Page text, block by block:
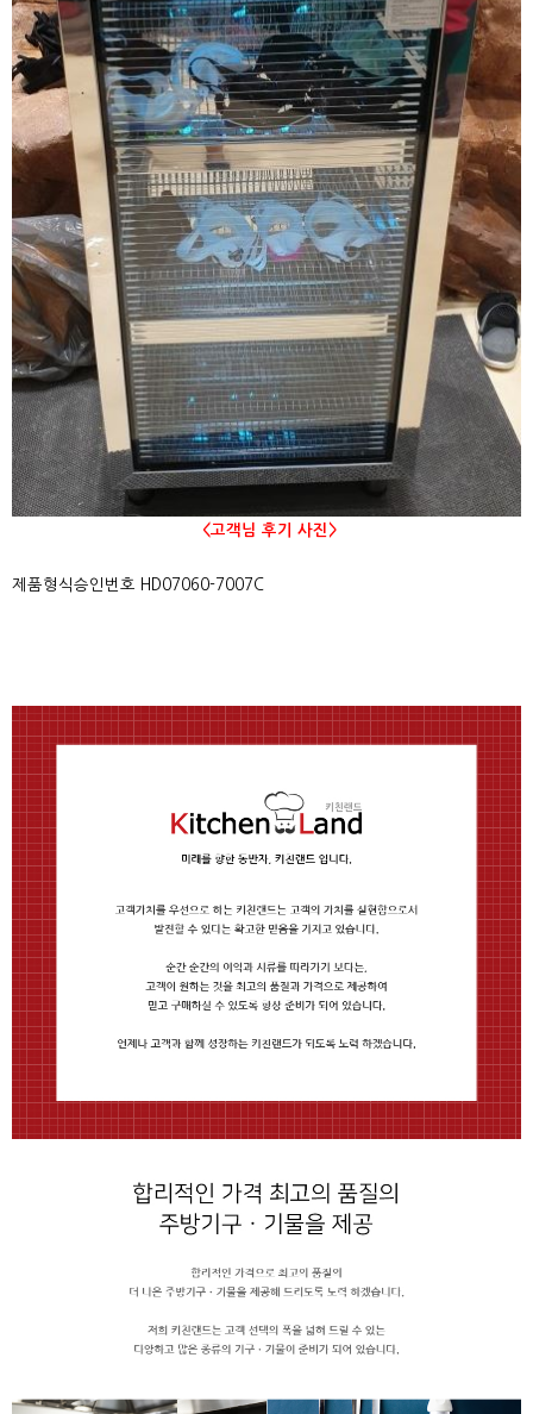
<고객님 후기 사진>
제품형식승인번호 HD07060-7007C